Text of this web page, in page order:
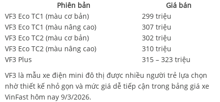
Phiên bản
Giá bán
VF3 Eco TC1 (màu cơ bản)
299 triệu
VF3 Eco TC1 (màu nâng cao)
307 triệu
VF3 Eco TC2 (màu cơ bản)
302 triệu
VF3 Eco TC2 (màu nâng cao)
310 triệu
VF3 Plus
315 – 323 triệu
VF3 là mẫu xe điện mini đô thị được nhiều người trẻ lựa chọn
nhờ thiết kế nhỏ gọn và mức giá dễ tiếp cận trong bảng giá xe
VinFast hôm nay 9/3/2026.